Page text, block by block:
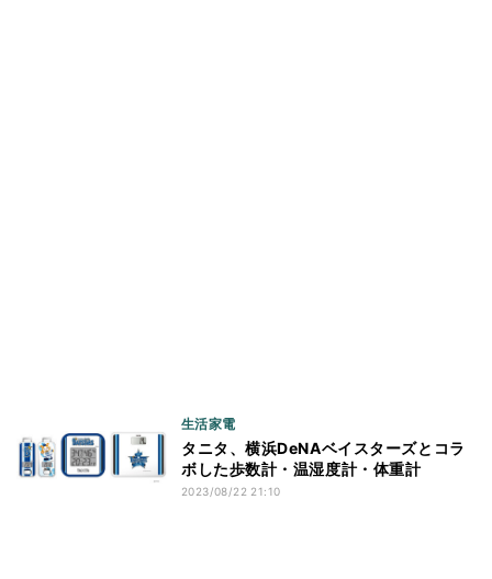
生活家電
タニタ、横浜DeNAベイスターズとコラ
ボした歩数計・温湿度計・体重計
2023/08/22 21:10